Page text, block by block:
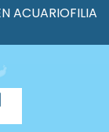
ACUARIOFILIA